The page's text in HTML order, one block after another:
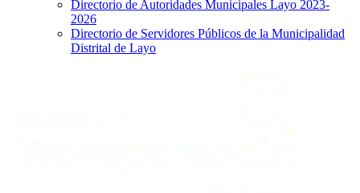
Directorio de Autoridades Municipales Layo 2023-
2026
Directorio de Servidores Públicos de la Municipalidad
Distrital de Layo